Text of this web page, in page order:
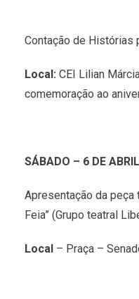
Contação de Histórias
Local: CEI Lilian
comemoração ao
SÁBADO – 6 DE ABRIL
Apresentação da peça
Feia” (Grupo teatral
Local – Praça –